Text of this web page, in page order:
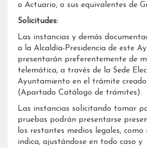
o Actuario, o sus equivalentes de
Solicitudes:
Las instancias y demás
a la Alcaldía-Presidencia de este
presentarán preferentemente de
telemática, a través de la Sede
Ayuntamiento en el trámite
(Apartado Catálogo de trámites).
Las instancias solicitando tomar
pruebas podrán presentarse
los restantes medios legales,
indica, ajustándose en todo caso y